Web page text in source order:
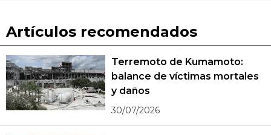
Artículos recomendados
Terremoto de Kumamoto:
balance de víctimas mortales
y daños
30/07/2026